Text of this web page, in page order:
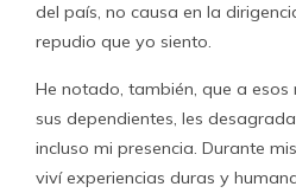
del país, no causa en la
repudio que yo siento.
He notado, también, que a
sus dependientes, les
incluso mi presencia. Durante
viví experiencias duras y